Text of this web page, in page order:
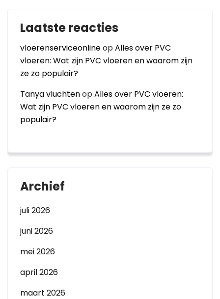
Laatste reacties
vloerenserviceonlineopAlles over PVC
vloeren: Wat zijn PVC vloeren en waarom zijn
ze zo populair?
Tanya vluchtenopAlles over PVC vloeren:
Wat zijn PVC vloeren en waarom zijn ze zo
populair?
Archief
juli 2026
juni 2026
mei 2026
april 2026
maart 2026